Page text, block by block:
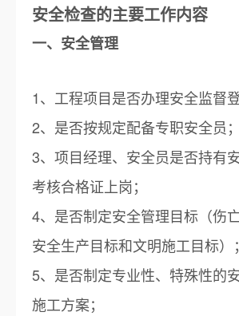
安全检查的主要工作内容
一、安全管理
1、工程项目是否办理安全监督登
2、是否按规定配备专职安全员；
3、项目经理、安全员是否持有
考核合格证上岗；
4、是否制定安全管理目标（伤亡
安全生产目标和文明施工目标）；
5、是否制定专业性、特殊性的
施工方案；